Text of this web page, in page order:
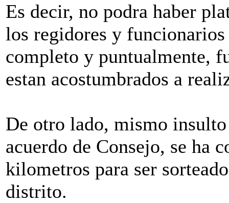
Es decir, no podra haber
los regidores y funcionarios
completo y puntualmente,
estan acostumbrados a
De otro lado, mismo
acuerdo de Consejo, se ha
kilometros para ser
distrito.